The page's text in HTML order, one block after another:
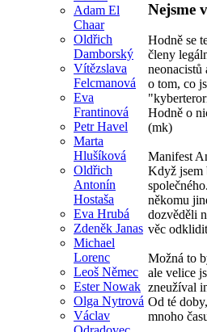
Adam El
Chaar
Oldřich
Damborský
Vítězslava
Felcmanová
Eva
Frantinová
Petr Havel
Marta
Hlušíková
Oldřich
Antonín
Hostaša
Eva Hrubá
Zdeněk Janas
Michael
Lorenc
Leoš Němec
Ester Nowak
Olga Nytrová
Václav
Nejsme
Hodně se
členy
o tom, co
Hodně o
(mk)
Manifest
Když jsem
někomu
dozvěděli
věc
Možná to
ale velice
zneužíval
Od té
mnoho